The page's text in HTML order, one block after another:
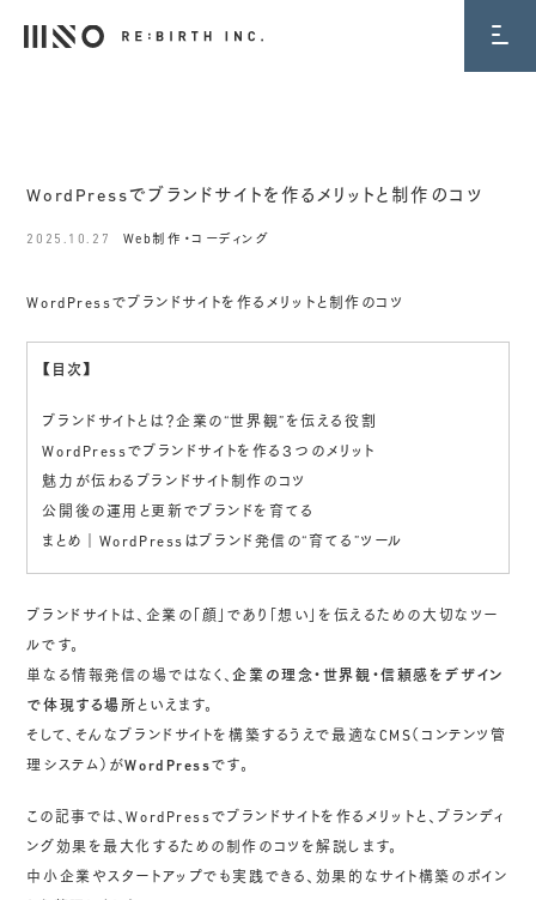
BLOG
WordPressでブランドサイトを作るメリットと制作のコツ
2025.10.27 Web制作・コーディング
WordPressでブランドサイトを作るメリットと制作のコツ
【目次】
ブランドサイトとは？企業の“世界観”を伝える役割
WordPressでブランドサイトを作る３つのメリット
魅力が伝わるブランドサイト制作のコツ
公開後の運用と更新でブランドを育てる
まとめ｜WordPressはブランド発信の“育てる”ツール
ブランドサイトは、企業の「顔」であり「想い」を伝えるための大切なツー
ルです。
単なる情報発信の場ではなく、企業の理念・世界観・信頼感をデザイン
で体現する場所といえます。
そして、そんなブランドサイトを構築するうえで最適なCMS（コンテンツ管
理システム）がWordPressです。
この記事では、WordPressでブランドサイトを作るメリットと、ブランディ
ング効果を最大化するための制作のコツを解説します。
中小企業やスタートアップでも実践できる、効果的なサイト構築のポイン